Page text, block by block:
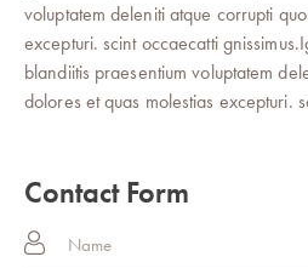
voluptatem deleniti atque corrupti
excepturi. scint occaecatti
blandiitis praesentium voluptatem
dolores et quas molestias excepturi.
Contact Form